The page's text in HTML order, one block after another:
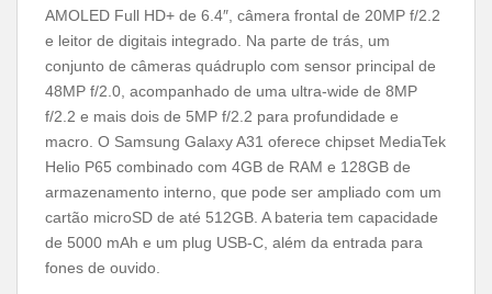
AMOLED Full HD+ de 6.4″, câmera frontal de 20MP f/2.2
e leitor de digitais integrado. Na parte de trás, um
conjunto de câmeras quádruplo com sensor principal de
48MP f/2.0, acompanhado de uma ultra-wide de 8MP
f/2.2 e mais dois de 5MP f/2.2 para profundidade e
macro. O Samsung Galaxy A31 oferece chipset MediaTek
Helio P65 combinado com 4GB de RAM e 128GB de
armazenamento interno, que pode ser ampliado com um
cartão microSD de até 512GB. A bateria tem capacidade
de 5000 mAh e um plug USB-C, além da entrada para
fones de ouvido.